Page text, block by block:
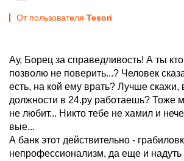
От пользователя Tesori
Ау, Борец за справедливость! А ты кто
позволю не поверить...? Человек
есть, на кой ему врать? Лучше скажи,
должности в 24.ру работаешь? Тоже
не любит... Никто тебе не хамил и
вые...
А банк этот действительно -
непрофессионализм, да еще и надуть